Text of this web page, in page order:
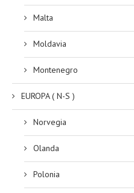
Malta
Moldavia
Montenegro
EUROPA ( N-S )
Norvegia
Olanda
Polonia